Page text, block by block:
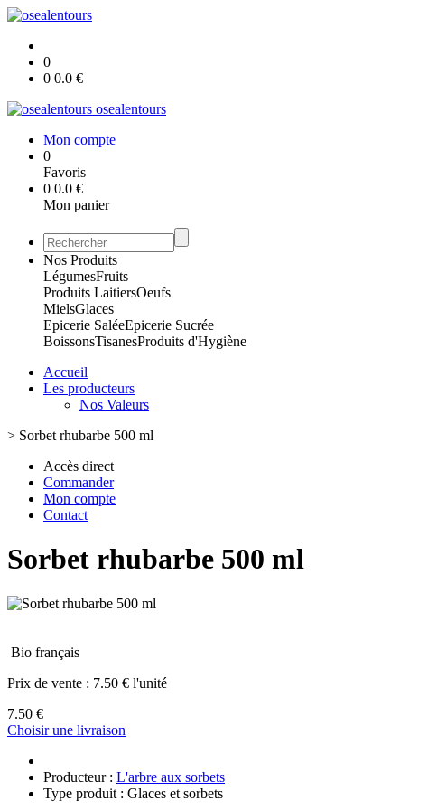
0
0 0.0 €
osealentours
Mon compte
0
Favoris
0 0.0 €
Mon panier
Nos Produits
LégumesFruits
Produits LaitiersOeufs
MielsGlaces
Epicerie SaléeEpicerie Sucrée
BoissonsTisanesProduits d'Hygiène
Accueil
Les producteurs
Nos Valeurs
> Sorbet rhubarbe 500 ml
Accès direct
Commander
Mon compte
Contact
Sorbet rhubarbe 500 ml
Bio français
Prix de vente : 7.50 € l'unité
7.50 €
Choisir une livraison
Producteur : L'arbre aux sorbets
Type produit : Glaces et sorbets